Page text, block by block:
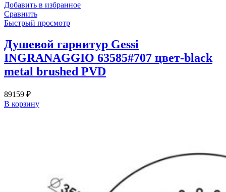
Добавить в избранное
Сравнить
Быстрый просмотр
Душевой гарнитур Gessi
INGRANAGGIO 63585#707 цвет-black
metal brushed PVD
89159 ₽
В корзину